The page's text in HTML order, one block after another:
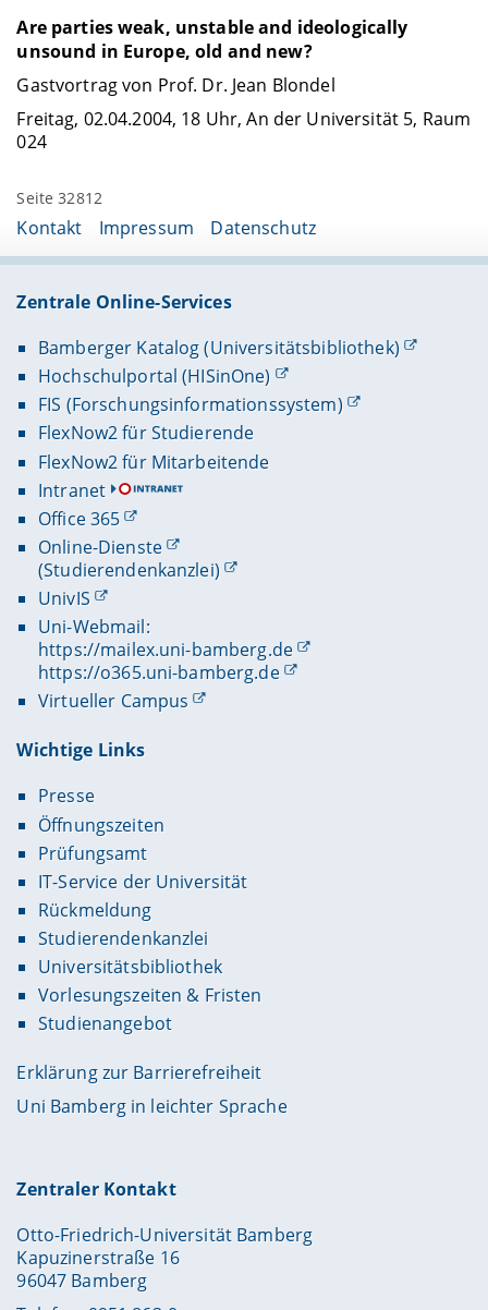
Are parties weak, unstable and ideologically
unsound in Europe, old and new?
Gastvortrag von Prof. Dr. Jean Blondel
Freitag, 02.04.2004, 18 Uhr, An der Universität 5, Raum
024
Seite 32812
Kontakt Impressum Datenschutz
Zentrale Online-Services
Bamberger Katalog (Universitätsbibliothek)
Hochschulportal (HISinOne)
FIS (Forschungsinformationssystem)
FlexNow2 für Studierende
FlexNow2 für Mitarbeitende
Intranet
Office 365
Online-Dienste
(Studierendenkanzlei)
UnivIS
Uni-Webmail:
https://mailex.uni-bamberg.de
https://o365.uni-bamberg.de
Virtueller Campus
Wichtige Links
Presse
Öffnungszeiten
Prüfungsamt
IT-Service der Universität
Rückmeldung
Studierendenkanzlei
Universitätsbibliothek
Vorlesungszeiten & Fristen
Studienangebot
Erklärung zur Barrierefreiheit
Uni Bamberg in leichter Sprache
Zentraler Kontakt
Otto-Friedrich-Universität Bamberg
Kapuzinerstraße 16
96047 Bamberg